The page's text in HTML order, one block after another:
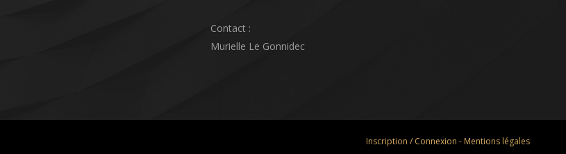
Contact :
Murielle Le Gonnidec
Inscription / Connexion - Mentions légales